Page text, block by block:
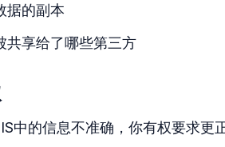
据的副本
共享给了哪些第三方
中的信息不准确，你有权要求更